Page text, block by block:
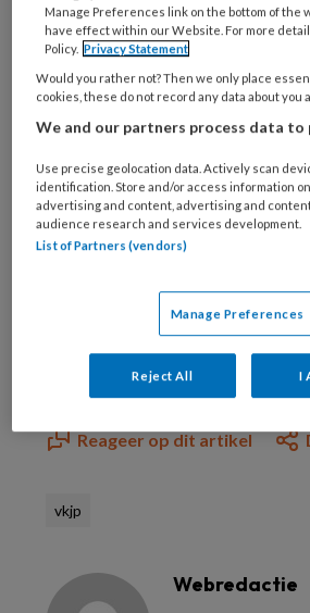
De VKJP staat voor het
van psychotherapie voor
Inmiddels zijn er twee nieuwe
aangetrokken:Dorine Everts
mental health en manager zorg
Marijke Feijtel
traumaspecialist in eigen
Westelijk Noord-Brabant). Zij
inmiddels toegezegd het
zullen versterken.
VKJP
Reageer op dit artikel
vkjp
Webredactie
Manage Preferences link on the bottom of the
have effect within our Website. For more
Policy. Privacy Statement
Would you rather not? Then we only place
cookies, these do not record any data about you
We and our partners process data to
Use precise geolocation data. Actively scan
identification. Store and/or access information
advertising and content, advertising and
audience research and services development.
List of Partners (vendors)
Manage Preferences
Reject All I